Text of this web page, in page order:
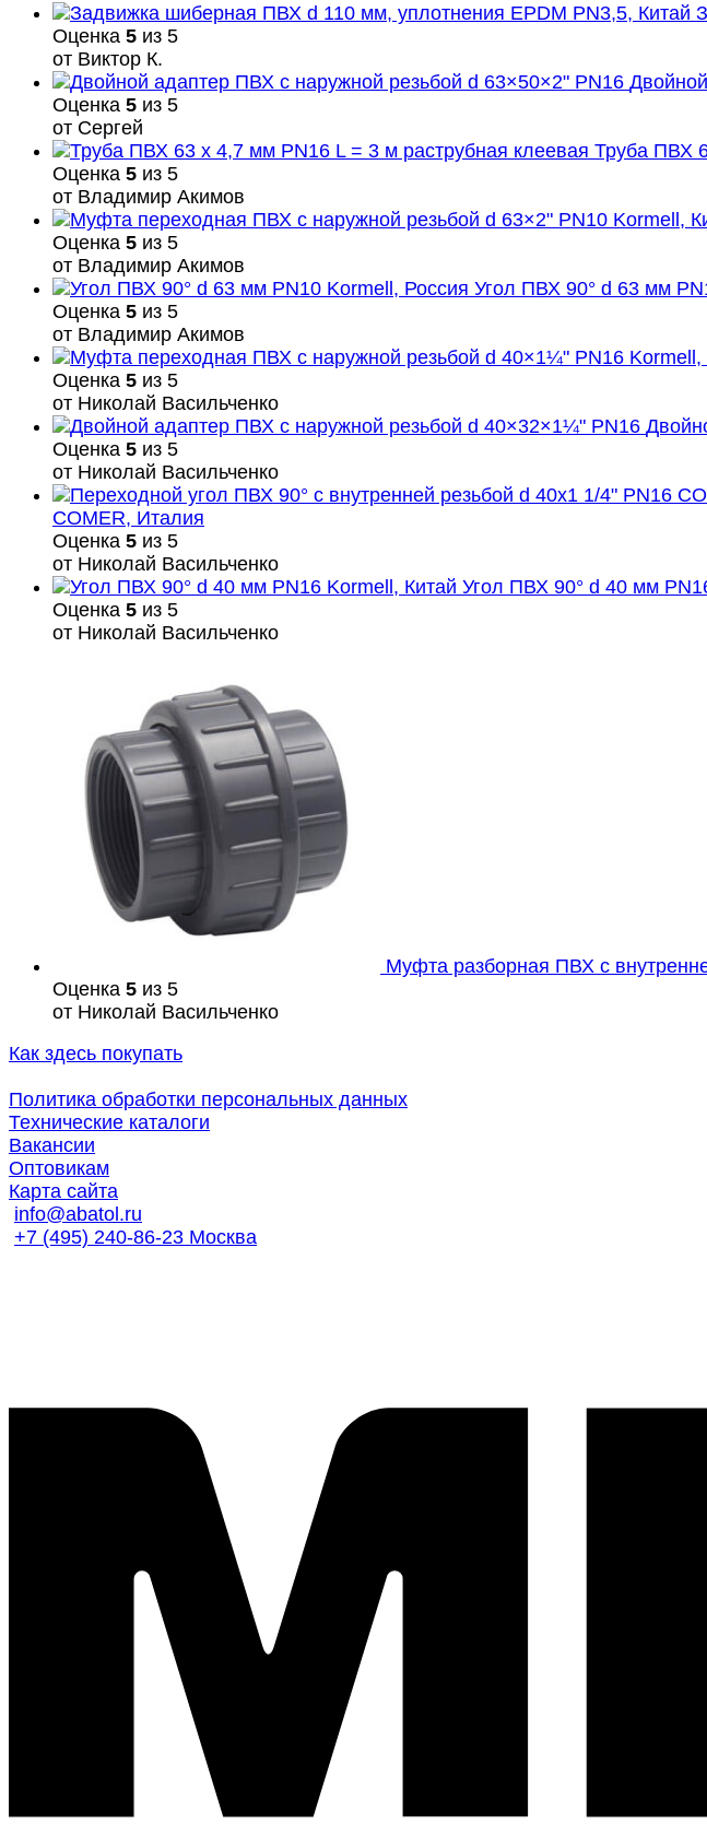
Оценка 5 из 5
от Виктор К.
Оценка 5 из 5
от Сергей
Труба ПВХ
Оценка 5 из 5
от Владимир Акимов
Оценка 5 из 5
от Владимир Акимов
Угол ПВХ 90° d 63 мм
Оценка 5 из 5
от Владимир Акимов
Оценка 5 из 5
от Николай Васильченко
Оценка 5 из 5
от Николай Васильченко
COMER, Италия
Оценка 5 из 5
от Николай Васильченко
Угол ПВХ 90° d 40 мм
Оценка 5 из 5
от Николай Васильченко
Муфта разборная ПВХ с
Оценка 5 из 5
от Николай Васильченко
Как здесь покупать
Политика обработки персональных данных
Технические каталоги
Вакансии
Оптовикам
Карта сайта
info@abatol.ru
+7 (495) 240-86-23 Москва